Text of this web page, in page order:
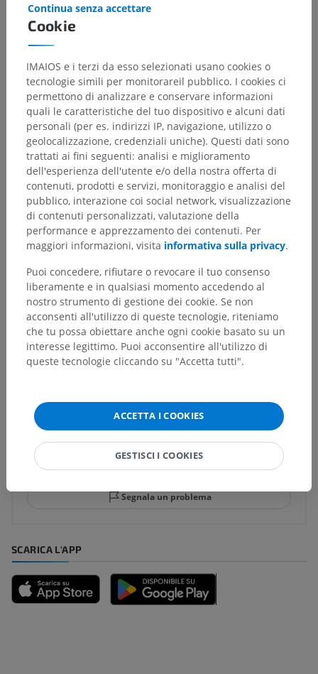
Gerarchia anatomica
Anatomia umana 1
Anatomia sistemica> Apparato cardiovascolare >
Arterie> Arterie dell'encefalo> Arteria basilare
Arteria cerebrale posteriore>
Parte post-comunicante; Segmento P2>
Arteria talamogenicolare
Strutture sottostanti:Non sono presenti strutture
soggiacenti per questa parte anatomica
Neuroanatomia umana
Traduzioni
Hai notato un errore?
Non esitare a suggerire una correzione, traduzione o
un miglioramento dei contenuti.
Segnala un problema
SCARICA L'APP
Cookie
Continua senza accettare
IMAIOS e i terzi da esso selezionati usano cookies o
tecnologie simili per monitorareil pubblico. I cookies ci
permettono di analizzare e conservare informazioni
quali le caratteristiche del tuo dispositivo e alcuni dati
personali (per es. indirizzi IP, navigazione, utilizzo o
geolocalizzazione, credenziali uniche). Questi dati sono
trattati ai fini seguenti: analisi e miglioramento
dell'esperienza dell'utente e/o della nostra offerta di
contenuti, prodotti e servizi, monitoraggio e analisi del
pubblico, interazione coi social network, visualizzazione
di contenuti personalizzati, valutazione della
performance e apprezzamento dei contenuti. Per
maggiori informazioni, visita informativa sulla privacy.
Puoi concedere, rifiutare o revocare il tuo consenso
liberamente e in qualsiasi momento accedendo al
nostro strumento di gestione dei cookie. Se non
acconsenti all'utilizzo di queste tecnologie, riteniamo
che tu possa obiettare anche ogni cookie basato su un
interesse legittimo. Puoi acconsentire all'utilizzo di
queste tecnologie cliccando su "Accetta tutti".
ACCETTA I COOKIES
GESTISCI I COOKIES